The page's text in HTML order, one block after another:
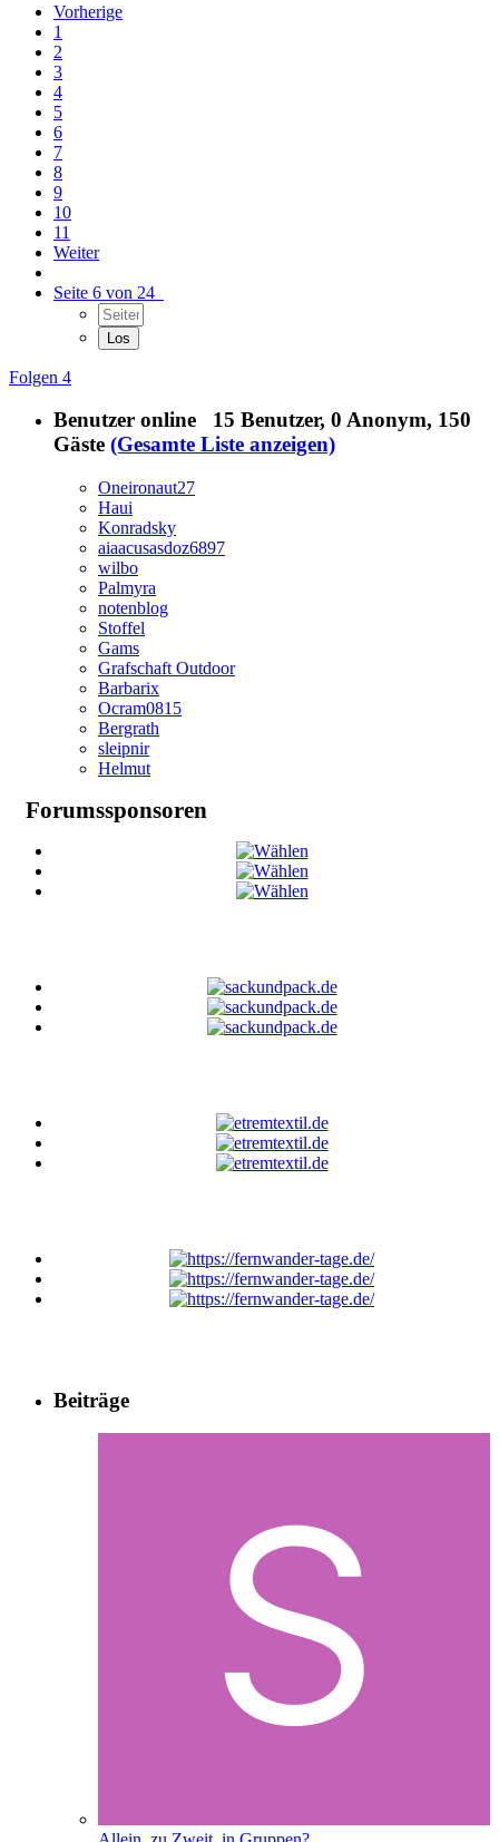
Vorherige
1
2
3
4
5
6
7
8
9
10
11
Weiter
Seite 6 von 24
Folgen 4
Benutzer online 15 Benutzer, 0 Anonym, 150
Gäste (Gesamte Liste anzeigen)
Oneironaut27
Haui
Konradsky
aiaacusasdoz6897
wilbo
Palmyra
notenblog
Stoffel
Gams
Grafschaft Outdoor
Barbarix
Ocram0815
Bergrath
sleipnir
Helmut
Forumssponsoren
Beiträge